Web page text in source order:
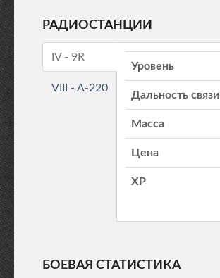
РАДИОСТАНЦИИ
IV - 9R
VIII - A-220
Уровень
Дальность связи
Масса
Цена
XP
БОЕВАЯ СТАТИСТИКА